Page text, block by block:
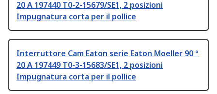
20 A 197440 T0-2-15679/SE1, 2 posizioni
Impugnatura corta per il pollice
Interruttore Cam Eaton serie Eaton Moeller 90 °
20 A 197449 T0-3-15683/SE1, 2 posizioni
Impugnatura corta per il pollice